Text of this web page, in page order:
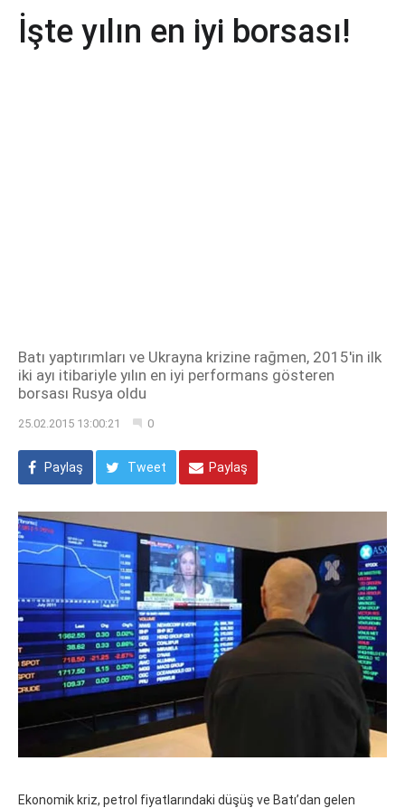
İşte yılın en iyi borsası!
Batı yaptırımları ve Ukrayna krizine rağmen, 2015'in ilk
iki ayı itibariyle yılın en iyi performans gösteren
borsası Rusya oldu
25.02.2015 13:00:21 0
Paylaş Tweet Paylaş
Ekonomik kriz, petrol fiyatlarındaki düşüş ve Batı’dan gelen